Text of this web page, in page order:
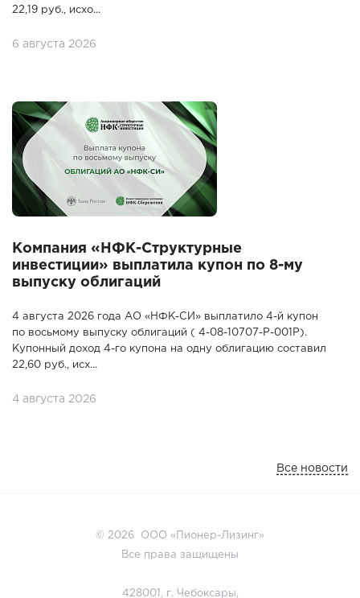
22,19 руб., исхо...
6 августа 2026
Компания «НФК-Структурные
инвестиции» выплатила купон по 8-му
выпуску облигаций
4 августа 2026 года АО «НФК-СИ» выплатило 4-й купон
по восьмому выпуску облигаций ( 4-08-10707-P-001P).
Купонный доход 4-го купона на одну облигацию составил
22,60 руб., исх...
4 августа 2026
Все новости
© 2026 ООО «Пионер-Лизинг»
Все права защищены
428001, г. Чебоксары,